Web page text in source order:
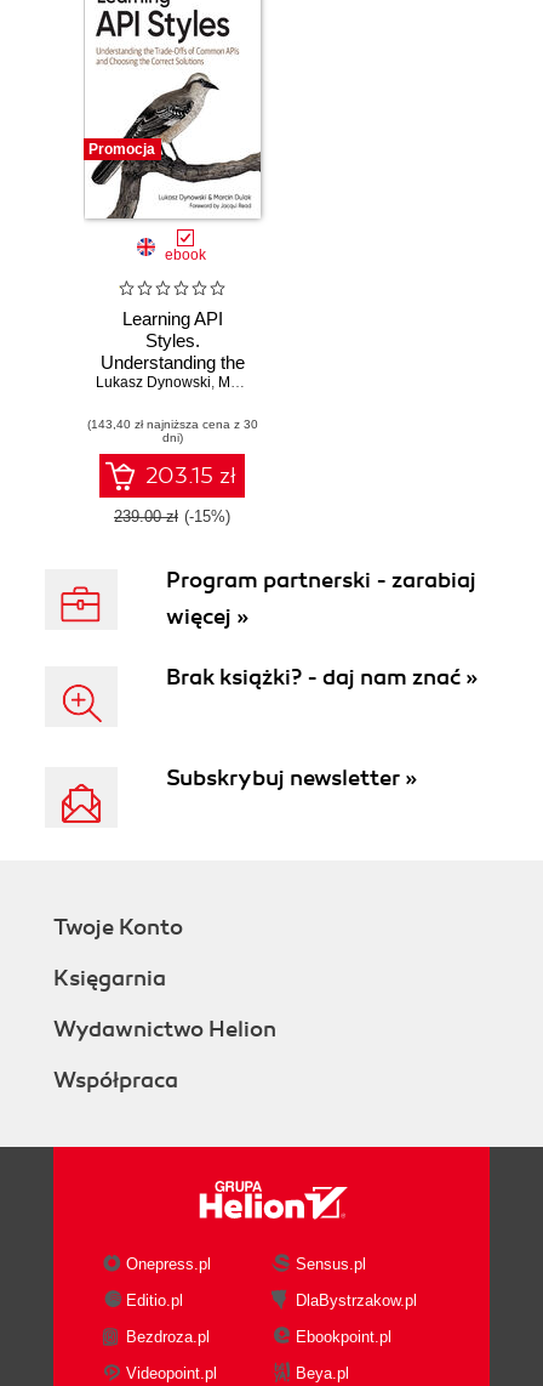
Promocja
ebook
Learning API
Styles.
Understanding the
Trade-Offs of
Choosing the
Correct Solutions
Lukasz Dynowski, Marcin Dulak
(143,40 zł najniższa cena z 30
dni)
203.15 zł
239.00 zł (-15%)
Program partnerski - zarabiaj
więcej »
Brak książki? - daj nam znać »
Subskrybuj newsletter »
Twoje Konto
Księgarnia
Wydawnictwo Helion
Współpraca
Onepress.pl
Sensus.pl
Editio.pl
DlaBystrzakow.pl
Bezdroza.pl
Ebookpoint.pl
Videopoint.pl
Beya.pl